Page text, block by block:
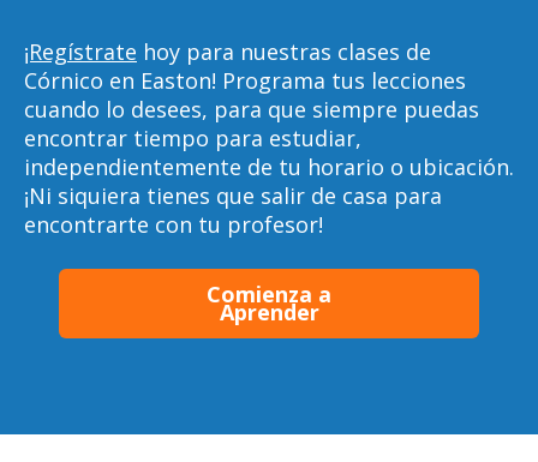
¡Regístrate hoy para nuestras clases de
Córnico en Easton! Programa tus lecciones
cuando lo desees, para que siempre puedas
encontrar tiempo para estudiar,
independientemente de tu horario o ubicación.
¡Ni siquiera tienes que salir de casa para
encontrarte con tu profesor!
Comienza a
Aprender